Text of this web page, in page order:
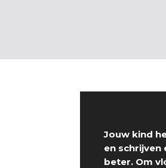
Jouw kind
en
beter. Om